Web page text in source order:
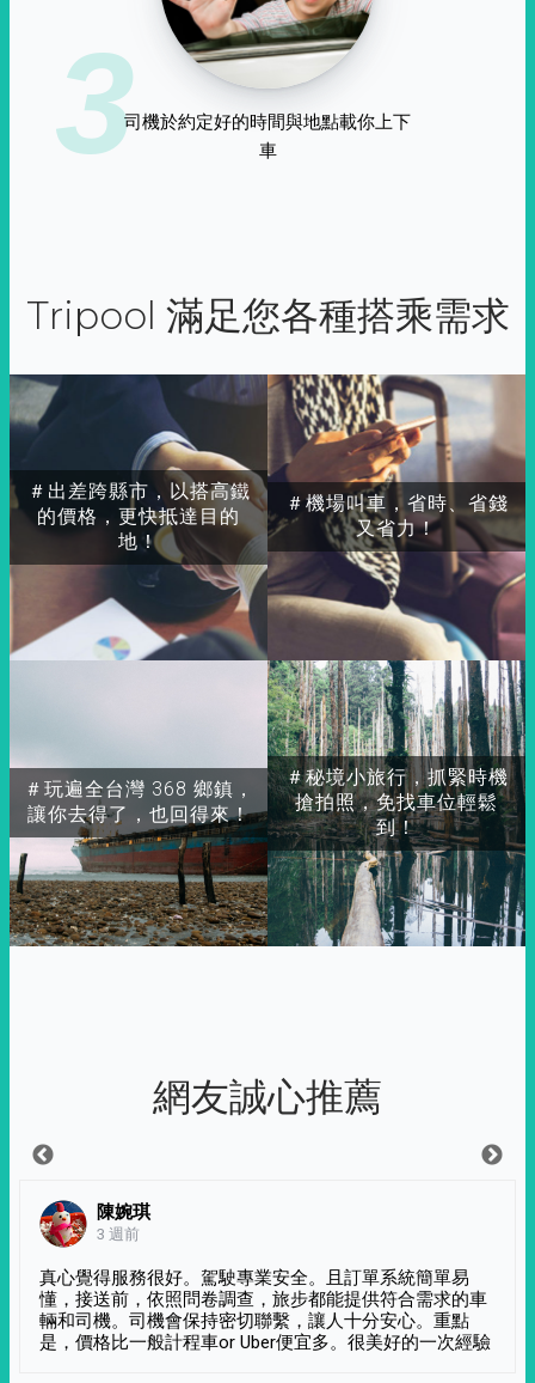
3司機於約定好的時間與地點載你上下
車
Tripool 滿足您各種搭乘需求
＃出差跨縣市，以搭高鐵
的價格，更快抵達目的
地！
＃玩遍全台灣 368 鄉鎮，
讓你去得了，也回得來！
＃秘境小旅行，抓緊時機
搶拍照，免找車位輕鬆
到！
＃機場叫車，省時、省錢
又省力！
網友誠心推薦
陳婉琪
3 週前
真心覺得服務很好。駕駛專業安全。且訂單系統簡單易
懂，接送前，依照問卷調查，旅步都能提供符合需求的車
輛和司機。司機會保持密切聯繫，讓人十分安心。重點
是，價格比一般計程車or Uber便宜多。很美好的一次經驗